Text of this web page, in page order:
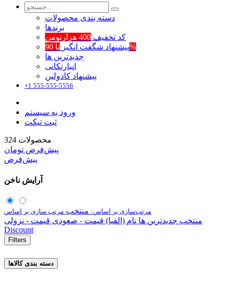
دسته بندی محصولات
برند‌ها
کد تخفیف 400 هزارتومن
پیشنهاد شگفت انگیزتا 90%
جدیدترین ها
انبارتکانی
پیشنهاد کادولین
+1 555-555-5556
ورود به سیستم
ثبت تیکت
324 محصولات
پیش‌فرض تومان
پیش‌فرض
آرایش ناخن
مرتب‌سازی بر اساس: منتخب مرتب سازی بر اساس
منتخب جدیدترین ها نام (الفبا) قیمت - صعودی قیمت - نزولی
Discount
Filters
دسته بندی کالاها